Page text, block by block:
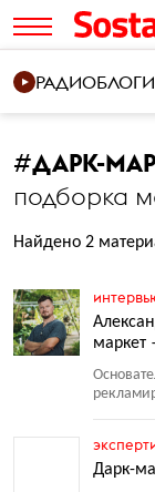
РАДИОБЛОГИ
#ДАРК-
подборка
Найдено 2
маркет
Дарк-